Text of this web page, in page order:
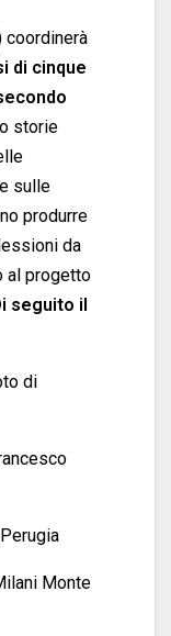
coordinerà
di cinque
storie
sulle
produrre
da
al progetto
seguito il
di
Monte